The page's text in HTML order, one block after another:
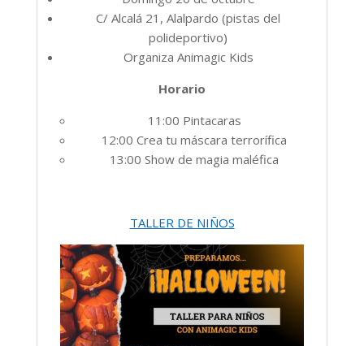
C/ Alcalá 21, Alalpardo (pistas del
polideportivo)
Organiza Animagic Kids
Horario
11:00 Pintacaras
12:00 Crea tu máscara terrorífica
13:00 Show de magia maléfica
TALLER DE NIÑOS